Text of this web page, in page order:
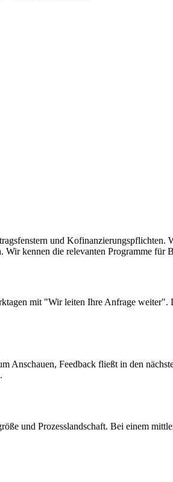
und Kofinanzierungspflichten.
kennen die relevanten Programme für
mit "Wir leiten Ihre Anfrage
Anschauen, Feedback fließt in den
und Prozesslandschaft. Bei einem